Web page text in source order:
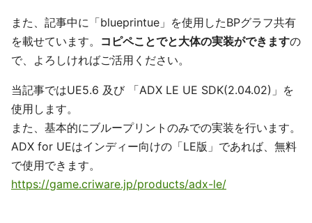
また、記事中に「blueprintue」を使用したBPグラフ共有
を載せています。 コピペことでと大体の実装ができますの
で、よろしければご活用ください。
当記事ではUE5.6 及び 「ADX LE UE SDK(2.04.02)」を
使用します。
また、基本的にブループリントのみでの実装を行います。
ADX for UEはインディー向けの「LE版」であれば、無料
で使用できます。
https://game.criware.jp/products/adx-le/